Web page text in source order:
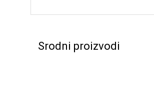
Srodni proizvodi